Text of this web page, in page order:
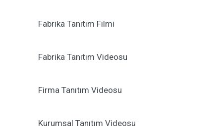
Fabrika Tanıtım Filmi
Fabrika Tanıtım Videosu
Firma Tanıtım Videosu
Kurumsal Tanıtım Videosu